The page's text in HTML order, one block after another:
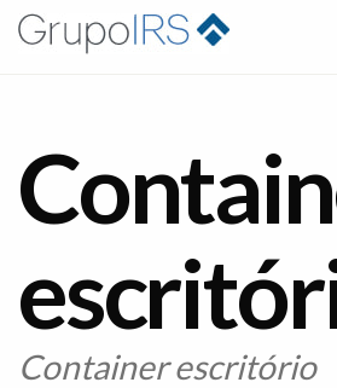
Container escritório